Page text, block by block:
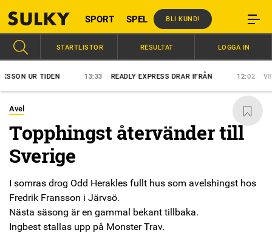
SPORT SPEL BLI KUND!
UR TIDEN 13:33 READLY EXPRESS DRAR IFRÅN 12:02 V85:
STARTLISTOR RESULTAT LOGGA IN
Avel
Topphingst återvänder till
Sverige
I somras drog Odd Herakles fullt hus som avelshingst hos
Fredrik Fransson i Järvsö.
Nästa säsong är en gammal bekant tillbaka.
Ingbest stallas upp på Monster Trav.